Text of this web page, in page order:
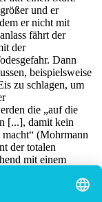
und er
er nicht mit
fährt der
der
Dann
beispielsweise
zu schlagen, um
die „auf die
[...], damit kein
(Mohrmann
der totalen
mit einem
Gefühl der Erlösung